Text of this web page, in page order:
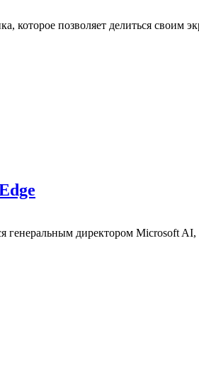
позволяет делиться своим
директором Microsoft